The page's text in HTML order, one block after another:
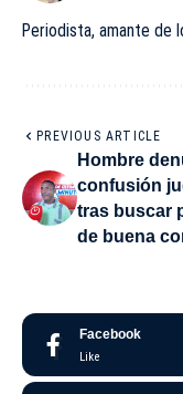
Periodista, amante de
PREVIOUS ARTICLE
Hombre
confusión
tras buscar
de buena
Facebook
Like